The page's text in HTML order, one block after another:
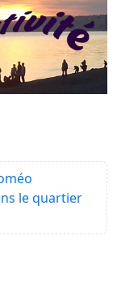
le quartier